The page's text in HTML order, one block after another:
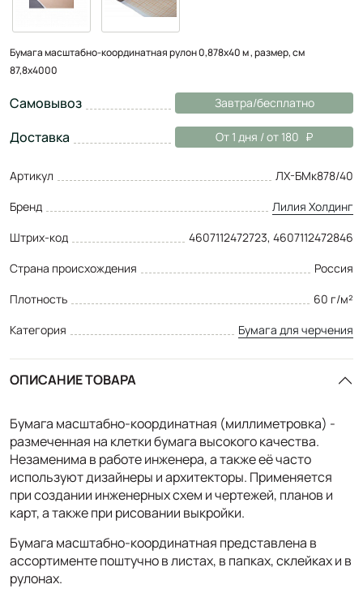
Бумага масштабно-координатная рулон 0,878х40 м , размер, см
87,8х4000
Самовывоз Завтра/бесплатно
Доставка От 1 дня / от 180
Артикул
ЛХ-БМк878/40
Бренд
Лилия Холдинг
Штрих-код
4607112472723, 4607112472846
Страна происхождения
Россия
Плотность
60 г/м²
Категория
Бумага для черчения
ОПИСАНИЕ ТОВАРА
Бумага масштабно-координатная (миллиметровка) -
размеченная на клетки бумага высокого качества.
Незаменима в работе инженера, а также её часто
используют дизайнеры и архитекторы. Применяется
при создании инженерных схем и чертежей, планов и
карт, а также при рисовании выкройки.
Бумага масштабно-координатная представлена в
ассортименте поштучно в листах, в папках, склейках и в
рулонах.